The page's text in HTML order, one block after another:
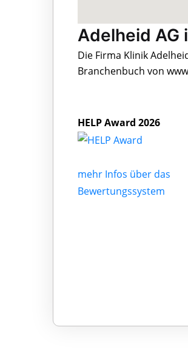
Adelheid AG
Die Firma Klinik
Branchenbuch von
HELP Award 2026
mehr Infos über das
Bewertungssystem